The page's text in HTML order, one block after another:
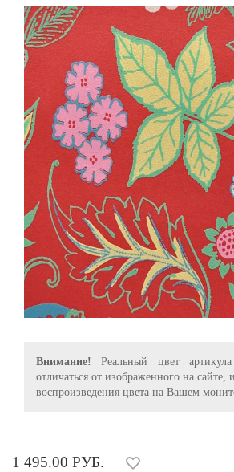
Внимание! Реальный цвет
отличаться от изображенного на сайте,
воспроизведения цвета на Вашем
1 495.00 РУБ.